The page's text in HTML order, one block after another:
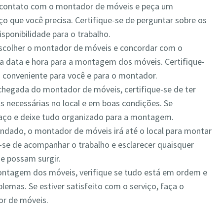
com o montador de móveis e peça um
que você precisa. Certifique-se de perguntar sobre os
para o trabalho.
o montador de móveis e concordar com o
data e hora para a montagem dos móveis. Certifique-
para você e para o montador.
do montador de móveis, certifique-se de ter
necessárias no local e em boas condições. Se
e deixe tudo organizado para a montagem.
o montador de móveis irá até o local para montar
de acompanhar o trabalho e esclarecer quaisquer
possam surgir.
dos móveis, verifique se tudo está em ordem e
Se estiver satisfeito com o serviço, faça o
de móveis.